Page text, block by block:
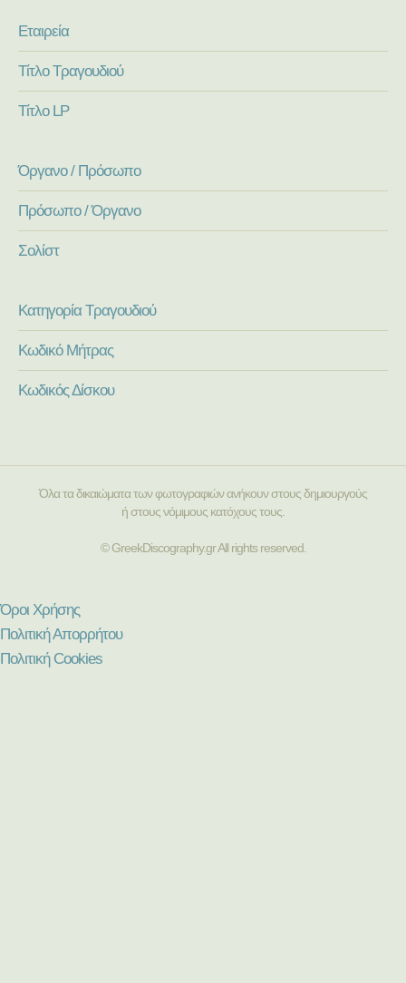
Εταιρεία
Τίτλο Τραγουδιού
Τίτλο LP
Όργανο / Πρόσωπο
Πρόσωπο / Όργανο
Σολίστ
Κατηγορία Τραγουδιού
Κωδικό Μήτρας
Κωδικός Δίσκου
Όλα τα δικαιώματα των φωτογραφιών ανήκουν στους δημιουργούς
ή στους νόμιμους κατόχους τους.
© GreekDiscography.gr All rights reserved.
Όροι Χρήσης
Πολιτική Απορρήτου
Πολιτική Cookies